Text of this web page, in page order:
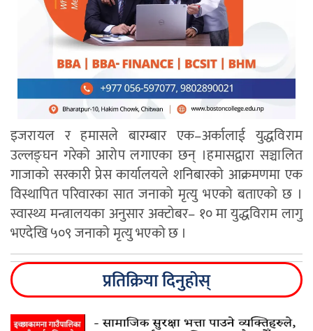
इजरायल र हमासले बारम्बार एक–अर्कालाई युद्धविराम
उल्लङ्घन गरेको आरोप लगाएका छन् ।हमासद्वारा सञ्चालित
गाजाको सरकारी प्रेस कार्यालयले शनिबारको आक्रमणमा एक
विस्थापित परिवारका सात जनाको मृत्यु भएको बताएको छ ।
स्वास्थ्य मन्त्रालयका अनुसार अक्टोबर– १० मा युद्धविराम लागु
भएदेखि ५०९ जनाको मृत्यु भएको छ ।
प्रतिक्रिया दिनुहोस्